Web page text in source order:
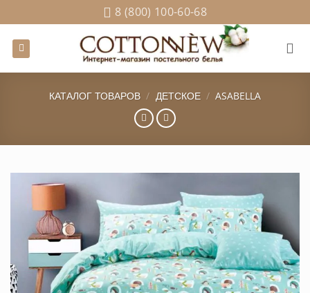
to
content
8 (800) 100-60-68
КАТАЛОГ ТОВАРОВ / ДЕТСКОЕ / ASABELLA